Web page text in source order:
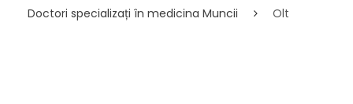
Doctori specializați în medicina Muncii
Olt